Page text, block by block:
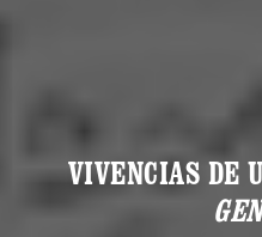
VIVENCIAS DE